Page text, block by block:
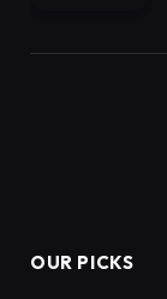
OUR PICKS